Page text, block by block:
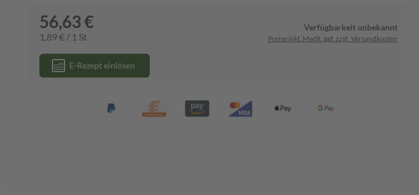
56,63 €
1,89 € / 1 St
Verfügbarkeit unbekannt
Preise inkl. MwSt. ggf. zzgl. Versandkosten
E-Rezept einlösen